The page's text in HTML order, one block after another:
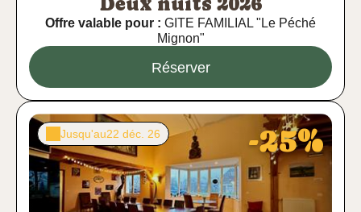
Offre valable pour : GITE FAMILIAL "Le Péché
Mignon"
Réserver
Jusqu'au22 déc. 26 -25%